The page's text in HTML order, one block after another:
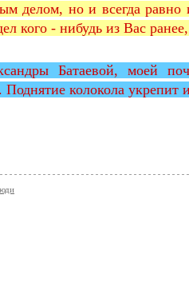
делом, но и всегда
кого - нибудь из Вас
Батаевой, моей
колокола укрепит